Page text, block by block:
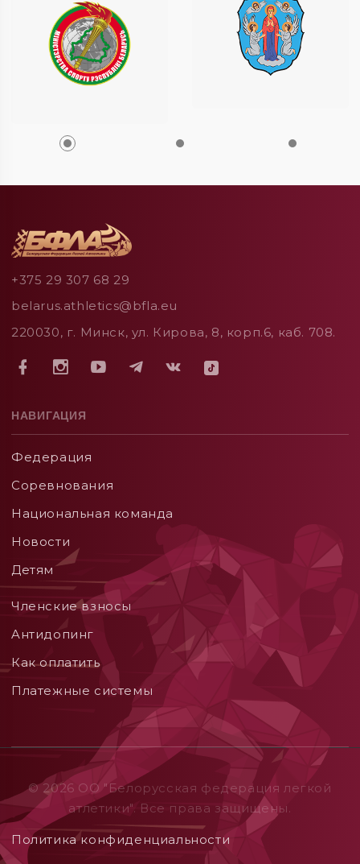
+375 29 307 68 29
belarus.athletics@bfla.eu
220030, г. Минск, ул. Кирова, 8, корп.6, каб. 708.
НАВИГАЦИЯ
Федерация
Соревнования
Национальная команда
Новости
Детям
Членские взносы
Aнтидопинг
Как оплатить
Платежные системы
© 2026 ОO "Белорусская федерация легкой
атлетики". Все права защищены.
Политика конфиденциальности